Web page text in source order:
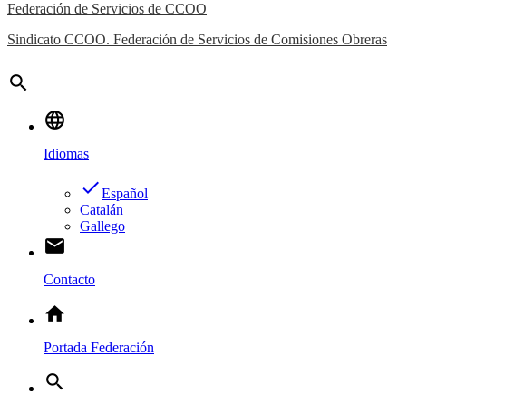
Federación de Servicios de CCOO
Sindicato CCOO. Federación de Servicios de Comisiones Obreras
search
language
Idiomas
doneEspañol
Catalán
Gallego
email
Contacto
home
Portada Federación
search